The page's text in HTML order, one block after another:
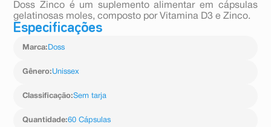
Doss Zinco é um suplemento alimentar em cápsulas
gelatinosas moles, composto por Vitamina D3 e Zinco.
Especificações
Marca: Doss
Gênero:Unissex
Classificação:Sem tarja
Quantidade:60 Cápsulas